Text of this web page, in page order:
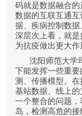
码就是数据融合
数据的互联互通
据、疾病控制数
深层次上看，就
为抗疫做出更大作
沈阳师范大学
下能发挥一些重
测、传播模型。
基站数据、线上
一个整合的问题
岛，检测高危的接